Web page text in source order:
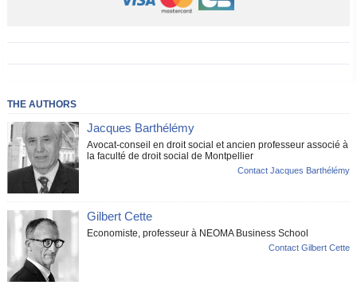
THE AUTHORS
Jacques Barthélémy
Avocat-conseil en droit social et ancien professeur associé à
la faculté de droit social de Montpellier
Contact Jacques Barthélémy
Gilbert Cette
Economiste, professeur à NEOMA Business School
Contact Gilbert Cette